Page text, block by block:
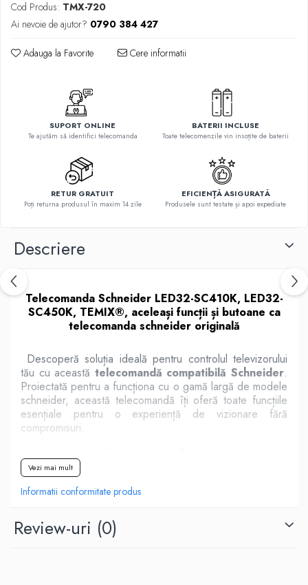
Telecomenzi Tesla
Telecomenzi Utok
Telecomenzi Vortex
Telecomenzi Watson
Telecomenzi Westwood
Cod Produs: TMX-720
Ai nevoie de ajutor? 0790 384 427
Adauga la Favorite Cere informatii
SUPORT ONLINE
Te ajutăm să identifici telecomanda
BATERII INCLUSE
Toate telecomenzile vin insoțite de baterii
RETUR GRATUIT
Poți returna produsul în maxim 14 zile
EFICIENȚĂ ASIGURATĂ
Produsele sunt testate și apoi expediate
Descriere
Telecomanda Schneider LED32-SC410K, LED32-
SC450K, TEMIX®, aceleași funcții și butoane ca
telecomanda schneider originală
Descoperă soluția ideală pentru controlul televizorului
tău cu această telecomandă compatibilă Schneider.
Proiectată pentru a funcționa cu o gamă largă de modele
schneider, această telecomandă îți oferă toate funcțiile
esențiale pentru o experiență de vizionare fără
compromisuri.
Compatibilitate extinsă
modelelor de televizoare Schneider, asigurând o
Design ergonomic
Vezi mai mult
Informatii conformitate produs
Review-uri (0)